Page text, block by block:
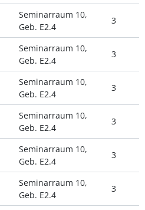
Seminarraum 10,
Geb. E2.4
3
Seminarraum 10,
Geb. E2.4
3
Seminarraum 10,
Geb. E2.4
3
Seminarraum 10,
Geb. E2.4
3
Seminarraum 10,
Geb. E2.4
3
Seminarraum 10,
Geb. E2.4
3